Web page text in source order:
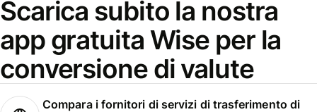
Scarica subito la nostra
app gratuita Wise per la
conversione di valute
Compara i fornitori di servizi di trasferimento di